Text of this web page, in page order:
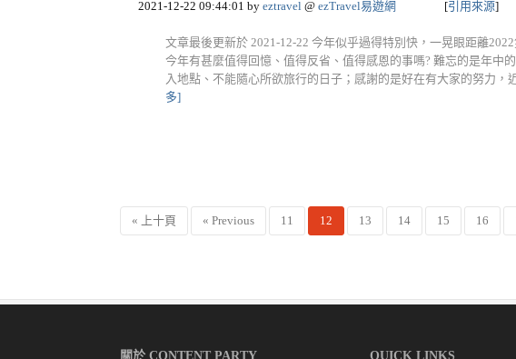
2021-12-22 09:44:01 by eztravel @ ezTravel易遊網 [引用來源]
文章最後更新於 2021-12-22 今年似乎過得特別快，一晃眼距離
今年有甚麼值得回憶、值得反省、值得感恩的事嗎? 難忘的是年中
入地點、不能隨心所欲旅行的日子；感謝的是好在有大家的努力，
多]
« 上十頁 « Previous 11 12 13 14 15 16
關於 CONTENT PARTY QUICK LINKS